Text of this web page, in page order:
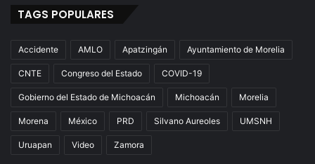
TAGS POPULARES
Accidente AMLO Apatzingán Ayuntamiento de Morelia
CNTE Congreso del Estado COVID-19
Gobierno del Estado de Michoacán Michoacán Morelia
Morena México PRD Silvano Aureoles UMSNH
Uruapan Video Zamora